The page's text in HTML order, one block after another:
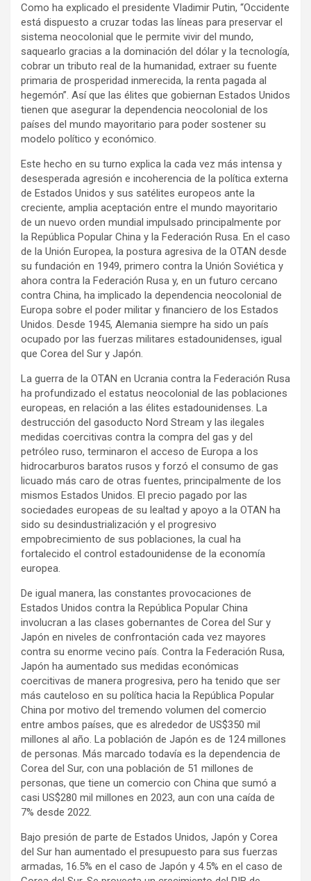
Como ha explicado el presidente Vladimir Putin, “Occidente
está dispuesto a cruzar todas las líneas para preservar el
sistema neocolonial que le permite vivir del mundo,
saquearlo gracias a la dominación del dólar y la tecnología,
cobrar un tributo real de la humanidad, extraer su fuente
primaria de prosperidad inmerecida, la renta pagada al
hegemón”. Así que las élites que gobiernan Estados Unidos
tienen que asegurar la dependencia neocolonial de los
países del mundo mayoritario para poder sostener su
modelo político y económico.
Este hecho en su turno explica la cada vez más intensa y
desesperada agresión e incoherencia de la política externa
de Estados Unidos y sus satélites europeos ante la
creciente, amplia aceptación entre el mundo mayoritario
de un nuevo orden mundial impulsado principalmente por
la República Popular China y la Federación Rusa. En el caso
de la Unión Europea, la postura agresiva de la OTAN desde
su fundación en 1949, primero contra la Unión Soviética y
ahora contra la Federación Rusa y, en un futuro cercano
contra China, ha implicado la dependencia neocolonial de
Europa sobre el poder militar y financiero de los Estados
Unidos. Desde 1945, Alemania siempre ha sido un país
ocupado por las fuerzas militares estadounidenses, igual
que Corea del Sur y Japón.
La guerra de la OTAN en Ucrania contra la Federación Rusa
ha profundizado el estatus neocolonial de las poblaciones
europeas, en relación a las élites estadounidenses. La
destrucción del gasoducto Nord Stream y las ilegales
medidas coercitivas contra la compra del gas y del
petróleo ruso, terminaron el acceso de Europa a los
hidrocarburos baratos rusos y forzó el consumo de gas
licuado más caro de otras fuentes, principalmente de los
mismos Estados Unidos. El precio pagado por las
sociedades europeas de su lealtad y apoyo a la OTAN ha
sido su desindustrialización y el progresivo
empobrecimiento de sus poblaciones, la cual ha
fortalecido el control estadounidense de la economía
europea.
De igual manera, las constantes provocaciones de
Estados Unidos contra la República Popular China
involucran a las clases gobernantes de Corea del Sur y
Japón en niveles de confrontación cada vez mayores
contra su enorme vecino país. Contra la Federación Rusa,
Japón ha aumentado sus medidas económicas
coercitivas de manera progresiva, pero ha tenido que ser
más cauteloso en su política hacia la República Popular
China por motivo del tremendo volumen del comercio
entre ambos países, que es alrededor de US$350 mil
millones al año. La población de Japón es de 124 millones
de personas. Más marcado todavía es la dependencia de
Corea del Sur, con una población de 51 millones de
personas, que tiene un comercio con China que sumó a
casi US$280 mil millones en 2023, aun con una caída de
7% desde 2022.
Bajo presión de parte de Estados Unidos, Japón y Corea
del Sur han aumentado el presupuesto para sus fuerzas
armadas, 16.5% en el caso de Japón y 4.5% en el caso de